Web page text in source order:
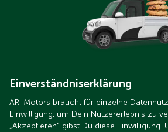
Einverständniserklärung
ARI Motors braucht für einzelne
Einwilligung, um Dein Nutzererlebnis zu
„Akzeptieren“ gibst Du diese Einwilligung.